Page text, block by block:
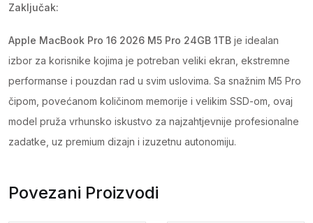
Zaključak:
Apple MacBook Pro 16 2026 M5 Pro 24GB 1TB je idealan
izbor za korisnike kojima je potreban veliki ekran, ekstremne
performanse i pouzdan rad u svim uslovima. Sa snažnim M5 Pro
čipom, povećanom količinom memorije i velikim SSD-om, ovaj
model pruža vrhunsko iskustvo za najzahtjevnije profesionalne
zadatke, uz premium dizajn i izuzetnu autonomiju.
Povezani Proizvodi